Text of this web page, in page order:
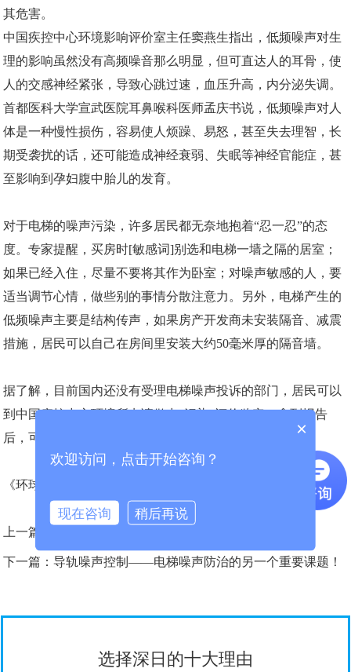
其危害。
中国疾控中心环境影响评价室主任窦燕生指出，低频噪声对生
理的影响虽然没有高频噪音那么明显，但可直达人的耳骨，使
人的交感神经紧张，导致心跳过速，血压升高，内分泌失调。
首都医科大学宣武医院耳鼻喉科医师孟庆书说，低频噪声对人
体是一种慢性损伤，容易使人烦躁、易怒，甚至失去理智，长
期受袭扰的话，还可能造成神经衰弱、失眠等神经官能症，甚
至影响到孕妇腹中胎儿的发育。
对于电梯的噪声污染，许多居民都无奈地抱着“忍一忍”的态
度。专家提醒，买房时[敏感词]别选和电梯一墙之隔的居室；
如果已经入住，尽量不要将其作为卧室；对噪声敏感的人，要
适当调节心情，做些别的事情分散注意力。另外，电梯产生的
低频噪声主要是结构传声，如果房产开发商未安装隔音、减震
措施，居民可以自己在房间里安装大约50毫米厚的隔音墙。
据了解，目前国内还没有受理电梯噪声投诉的部门，居民可以
到中国疾控中心环境所申请做出“污染”评价鉴定。拿到报告
后，可以与房产开发商或物业公司进行商议解决。
《环球时报 生命周刊》 (2005年11月29日 第五版)
上一篇：
下一篇：导轨噪声控制——电梯噪声防治的另一个重要课题！
选择深日的十大理由
×
欢迎访问，点击开始咨询？
现在咨询 稍后再说